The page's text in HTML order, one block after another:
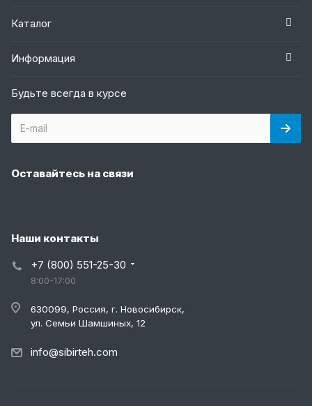
Каталог
Информация
Будьте всегда в курсе
Оставайтесь на связи
Наши контакты
+7 (800) 551-25-30
8:00-17:00
630099, Россия, г. Новосибирск,
ул. Семьи Шамшиных, 12
info@sibirteh.com